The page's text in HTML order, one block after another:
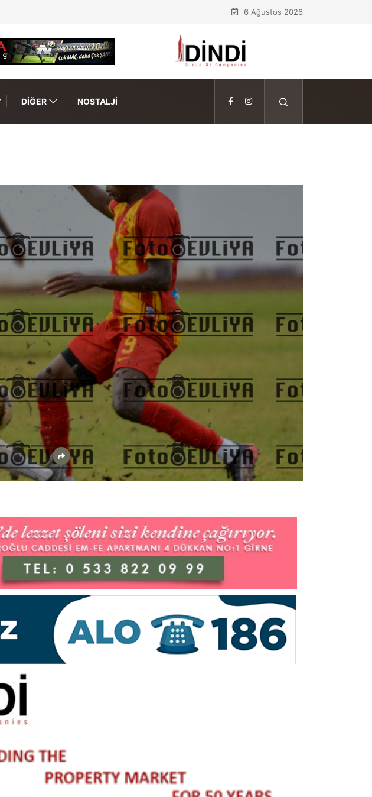
6 Ağustos 2026
DIĞER NOSTALJI